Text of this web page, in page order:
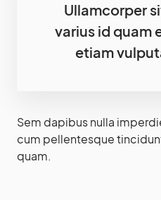
Ullamcorper
varius id quam
etiam
Sem dapibus nulla
cum pellentesque
quam.